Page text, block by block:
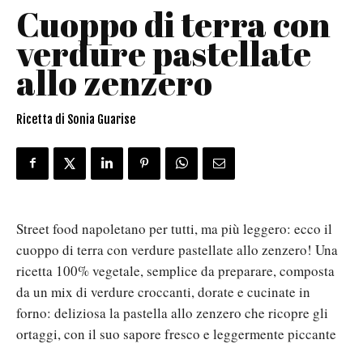
Cuoppo di terra con
verdure pastellate
allo zenzero
Ricetta di Sonia Guarise
Street food napoletano per tutti, ma più leggero: ecco il
cuoppo di terra con verdure pastellate allo zenzero! Una
ricetta 100% vegetale, semplice da preparare, composta
da un mix di verdure croccanti, dorate e cucinate in
forno: deliziosa la pastella allo zenzero che ricopre gli
ortaggi, con il suo sapore fresco e leggermente piccante